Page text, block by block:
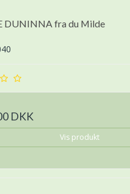
DUNINNA fra du Milde
DKK
Vis produkt